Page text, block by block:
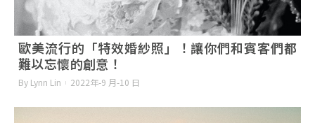
歐美流行的「特效婚紗照」！讓你們和賓客們都
難以忘懷的創意！
By Lynn Lin 2022年-9 月-10 日